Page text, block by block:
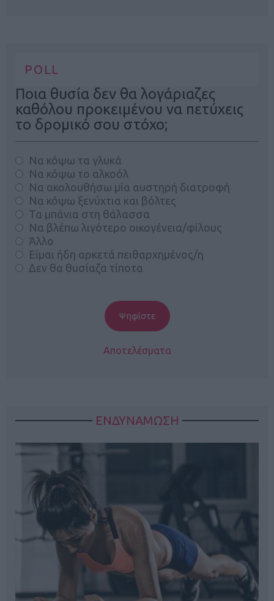
POLL
Ποια θυσία δεν θα λογάριαζες
καθόλου προκειμένου να πετύχεις
το δρομικό σου στόχο;
Να κόψω τα γλυκά
Να κόψω το αλκοόλ
Να ακολουθήσω μία αυστηρή διατροφή
Να κόψω ξενύχτια και βόλτες
Τα μπάνια στη θάλασσα
Να βλέπω λιγότερο οικογένεια/φίλους
Άλλο
Είμαι ήδη αρκετά πειθαρχημένος/η
Δεν θα θυσίαζα τίποτα
Αποτελέσματα
ΕΝΔΥΝΑΜΩΣΗ